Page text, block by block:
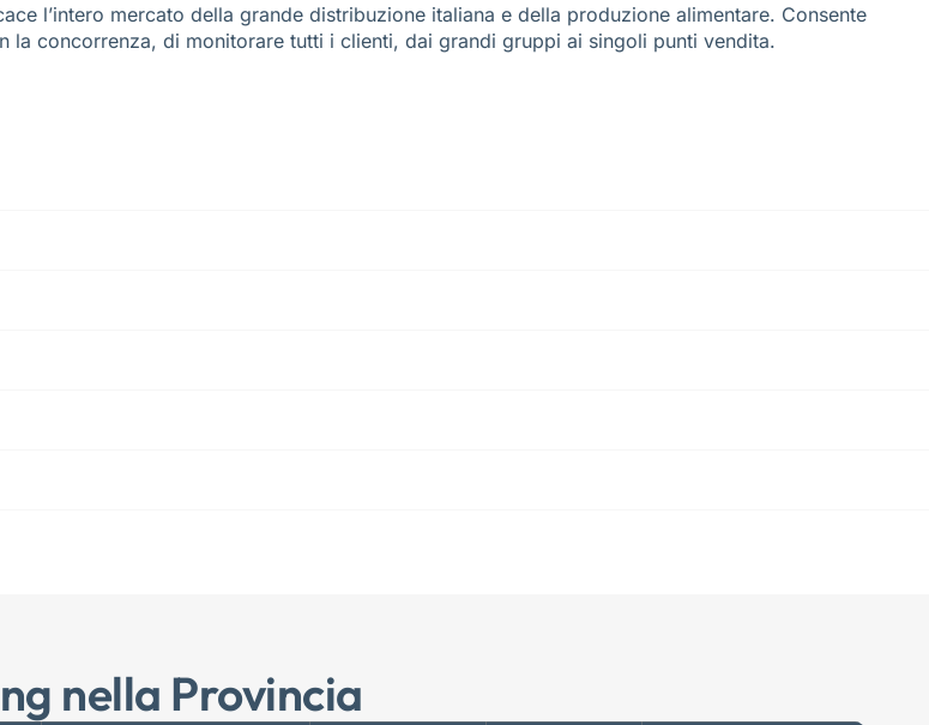
l’intero mercato della grande distribuzione italiana e della produzione alimentare. Consente
concorrenza, di monitorare tutti i clienti, dai grandi gruppi ai singoli punti vendita.
nella Provincia